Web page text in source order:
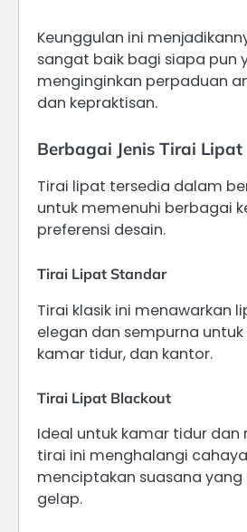
Keunggulan ini
sangat baik bagi siapa pun
menginginkan perpaduan
dan kepraktisan.
Berbagai Jenis Tirai Lipat
Tirai lipat tersedia dalam
untuk memenuhi berbagai
preferensi desain.
Tirai Lipat Standar
Tirai klasik ini menawarkan
elegan dan sempurna
kamar tidur, dan kantor.
Tirai Lipat Blackout
Ideal untuk kamar tidur dan
tirai ini menghalangi
menciptakan suasana
gelap.